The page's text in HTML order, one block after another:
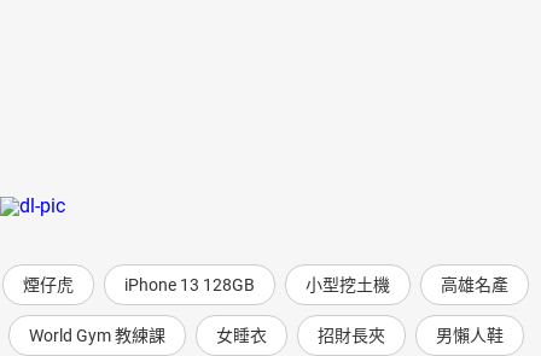
煙仔虎 iPhone 13 128GB 小型挖土機 高雄名產
World Gym 教練課 女睡衣 招財長夾 男懶人鞋